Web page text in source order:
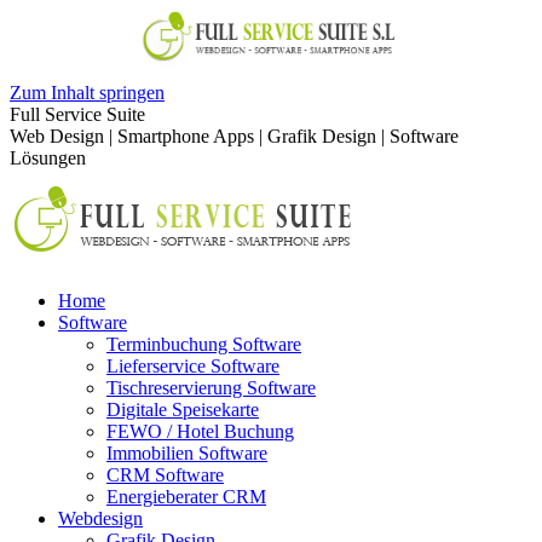
Zum Inhalt springen
Full Service Suite
Web Design | Smartphone Apps | Grafik Design | Software
Lösungen
Home
Software
Terminbuchung Software
Lieferservice Software
Tischreservierung Software
Digitale Speisekarte
FEWO / Hotel Buchung
Immobilien Software
CRM Software
Energieberater CRM
Webdesign